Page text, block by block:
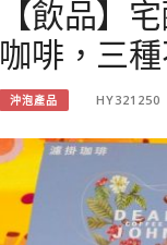
【飲品】
咖啡，三
沖泡產品 HY321250